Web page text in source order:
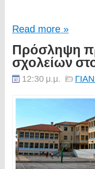
Read more »
Πρόσληψη
σχολείων
12:30 μ.μ.